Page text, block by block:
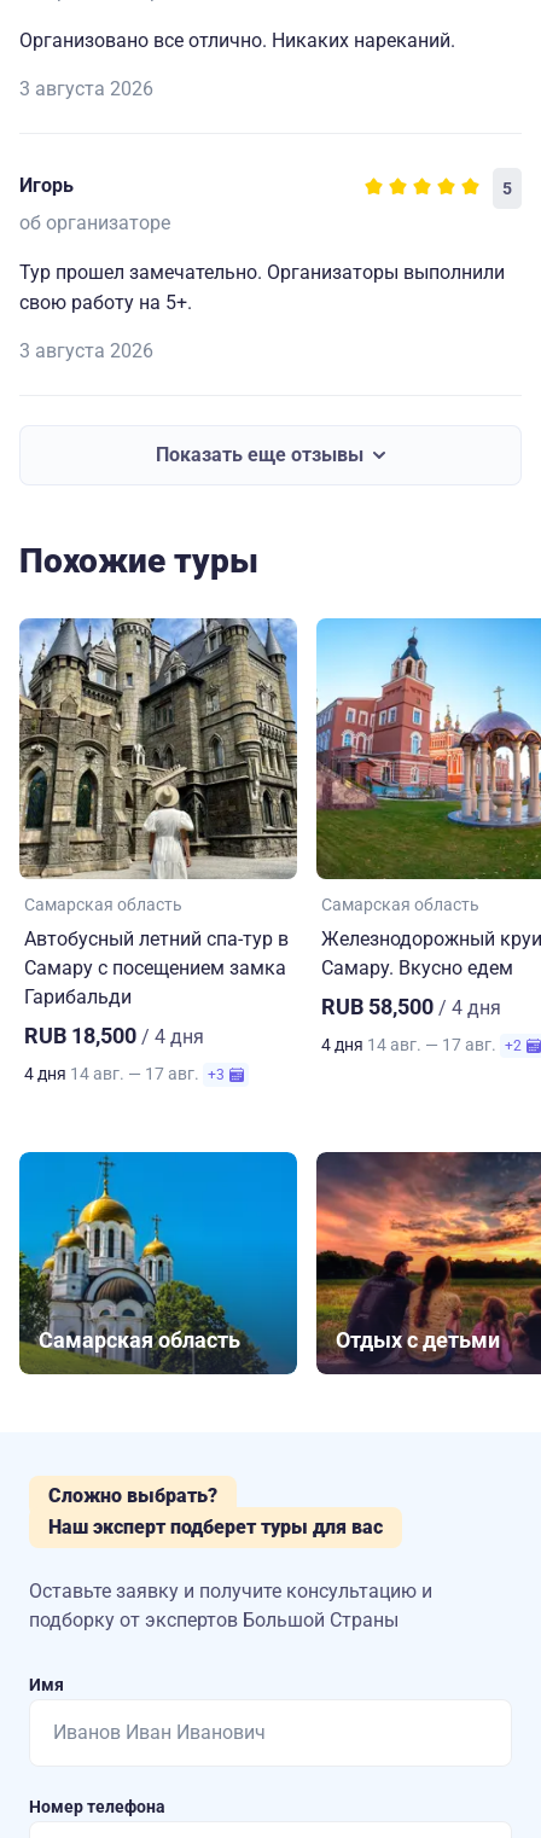
Организовано все отлично. Никаких нареканий.
3 августа 2026
Игорь 5
об организаторе
Тур прошел замечательно. Организаторы выполнили
свою работу на 5+.
3 августа 2026
Показать еще отзывы
Похожие туры
Самарская область
Автобусный летний спа-тур в
Самару с посещением замка
Гарибальди
RUB 18,500 / 4 дня
4 дня 14 авг. — 17 авг. +3
Самарская область
Железнодорожный
Самару. Вкусно едем
RUB 58,500 / 4 дня
4 дня 14 авг. — 17 авг. +2
Самарская область Отдых с детьми
Сложно выбрать?
Наш эксперт подберет туры для вас
Оставьте заявку и получите консультацию и
подборку от экспертов Большой Страны
Имя
Номер телефона